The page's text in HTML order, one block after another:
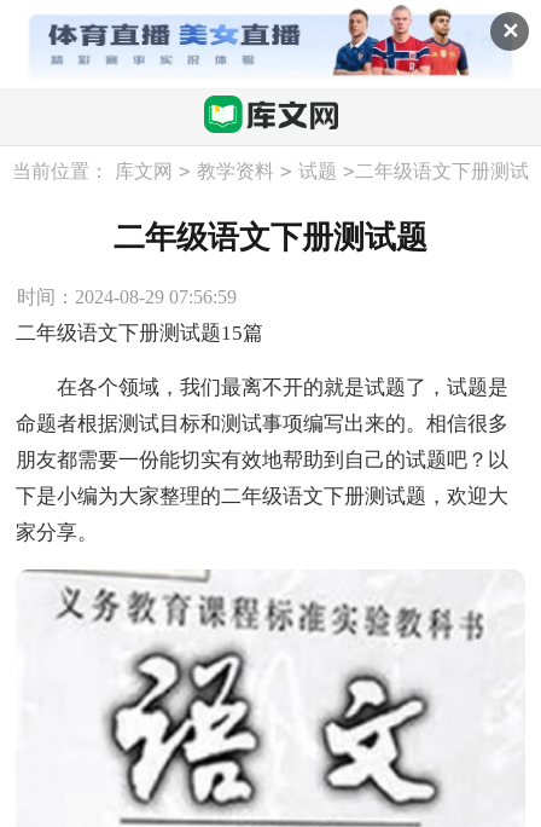
✕
当前位置： 库文网 > 教学资料 > 试题 >二年级语文下册测试
二年级语文下册测试题
时间：2024-08-29 07:56:59
二年级语文下册测试题15篇
在各个领域，我们最离不开的就是试题了，试题是
命题者根据测试目标和测试事项编写出来的。相信很多
朋友都需要一份能切实有效地帮助到自己的试题吧？以
下是小编为大家整理的二年级语文下册测试题，欢迎大
家分享。